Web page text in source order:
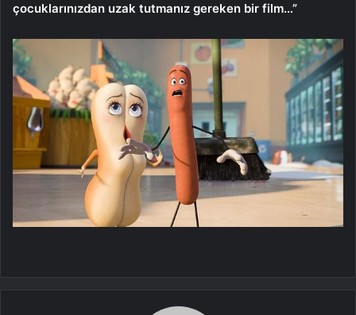
çocuklarınızdan uzak tutmanız gereken bir film…”